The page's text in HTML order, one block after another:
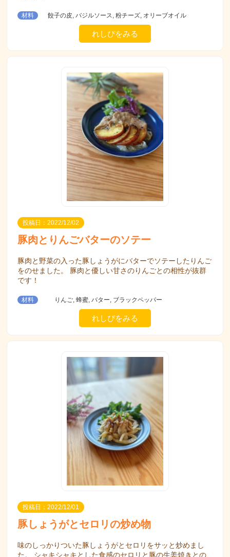
材料 餃子の皮, バジルソース, 粉チーズ, オリーブオイル
れしぴをみる
投稿日：2022/12/02
豚肉とりんごバターのソテー
豚肉と野菜の入った豚しょうがにバターでソテーしたりんご
をのせました。 豚肉と優しい甘さのりんごとの相性が抜群
です！
材料 りんご, 蜂蜜, バター, ブラックペッパー
れしぴをみる
投稿日：2022/12/01
豚しょうがとセロリの炒め物
味のしっかりついた豚しょうがとセロリをサッと炒めまし
た。 シャキシャキとした食感のセロリと豚の生姜焼きとの